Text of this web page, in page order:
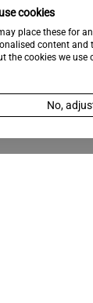
cookies
place these for
content and
the cookies we use
No,